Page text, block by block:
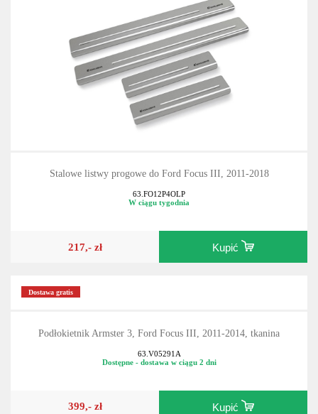
Stalowe listwy progowe do Ford Focus III, 2011-2018
63.FO12P4OLP
W ciągu tygodnia
217,- zł Kupić
Dostawa gratis
Podłokietnik Armster 3, Ford Focus III, 2011-2014, tkanina
63.V05291A
Dostępne - dostawa w ciągu 2 dni
399,- zł Kupić